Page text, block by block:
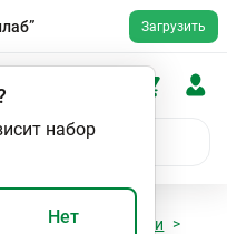
Загрузить
набор
Нет
Исследования мочи